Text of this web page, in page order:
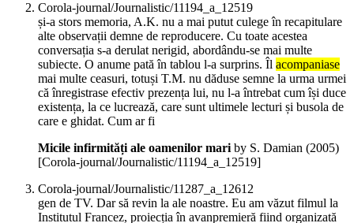
Corola-journal/Journalistic/11194_a_12519
și-a stors memoria, A.K. nu a mai putut culege în recapitulare
alte observații demne de reproducere. Cu toate acestea
conversația s-a derulat nerigid, abordându-se mai multe
subiecte. O anume pată în tablou l-a surprins. Îl acompaniase
mai multe ceasuri, totuși T.M. nu dăduse semne la urma urmei
că înregistrase efectiv prezența lui, nu l-a întrebat cum își duce
existența, la ce lucrează, care sunt ultimele lecturi și busola de
care e ghidat. Cum ar fi
Micile infirmități ale oamenilor mariby S. Damian (2005)
[Corola-journal/Journalistic/11194_a_12519]
Corola-journal/Journalistic/11287_a_12612
gen de TV. Dar să revin la ale noastre. Eu am văzut filmul la
Institutul Francez, proiecția în avanpremieră fiind organizată